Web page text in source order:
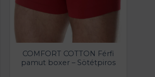
COMFORT COTTON Férfi
pamut boxer – Sötétpiros